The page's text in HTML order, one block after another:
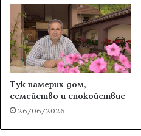
Тук намерих дом,
семейство и спокойствие
26/06/2026